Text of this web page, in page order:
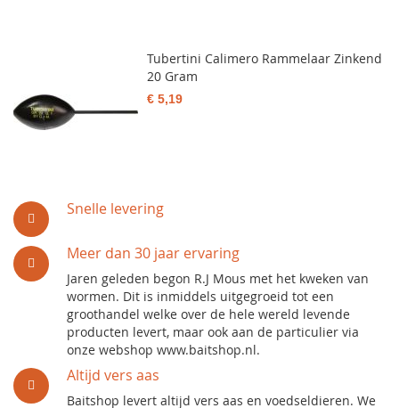
Snelle levering
Meer dan 30 jaar ervaring
Jaren geleden begon R.J Mous met het kweken van
wormen. Dit is inmiddels uitgegroeid tot een
groothandel welke over de hele wereld levende
producten levert, maar ook aan de particulier via
onze webshop www.baitshop.nl.
Altijd vers aas
Baitshop levert altijd vers aas en voedseldieren. We
Tubertini Calimero Rammelaar Zinkend
20 Gram
€ 5,19